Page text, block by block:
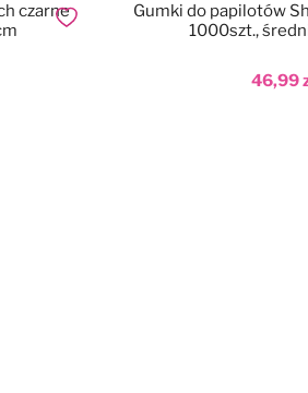
czarne
Dodaj do ulubionych
46,99
Gumki do papilotów
1000szt.,